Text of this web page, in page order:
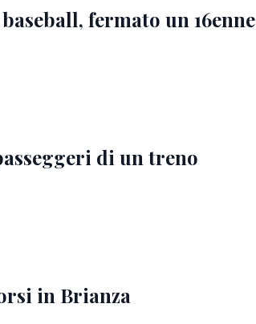
fermato un 16enne
di un treno
in Brianza